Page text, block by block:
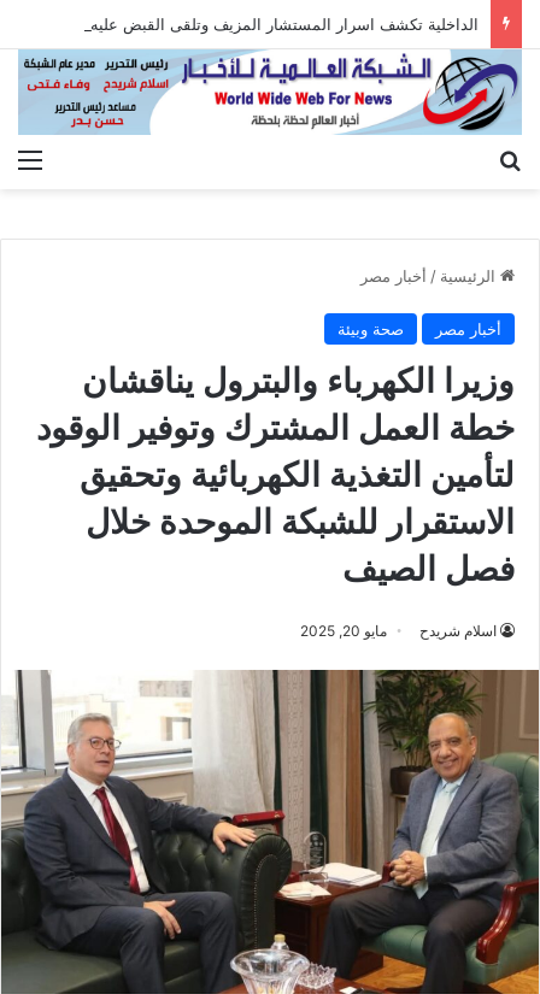
الرئيسية / أخبار مصر
أخبار مصر صحة وبيئة
وزيرا الكهرباء والبترول يناقشان
خطة العمل المشترك وتوفير الوقود
لتأمين التغذية الكهربائية وتحقيق
الاستقرار للشبكة الموحدة خلال
فصل الصيف
اسلام شريدح مايو 20, 2025